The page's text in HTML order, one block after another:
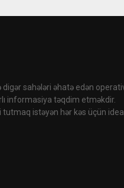
sahələri əhatə edən
informasiya təqdim etməkdir.
istəyən hər kəs üçün ideal